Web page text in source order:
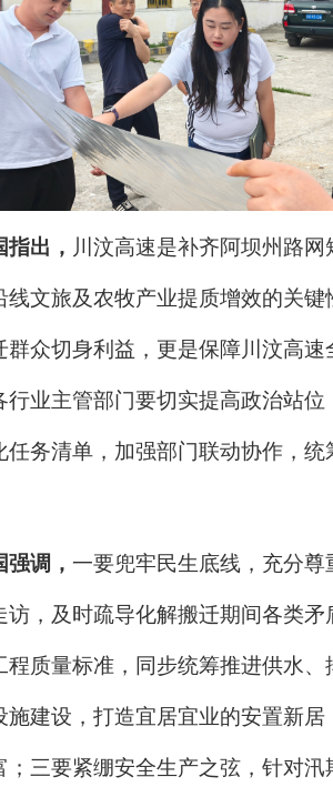
出， 川汶高速是补齐阿坝州路
线文旅及农牧产业提质增效的关
群众切身利益，更是保障川汶高
行业主管部门要切实提高政治站
任务清单，加强部门联动协作，
强调， 一要兜牢民生底线，充分
访，及时疏导化解搬迁期间各类矛
程质量标准，同步统筹推进供水
施建设，打造宜居宜业的安置新
；三要紧绷安全生产之弦，针对